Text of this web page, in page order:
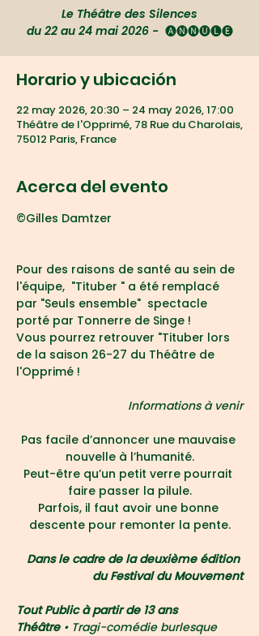
Le Théâtre des Silences
du 22 au 24 mai 2026 - ​ 🅐🅝🅝🅤🅛🅔
Horario y ubicación
22 may 2026, 20:30 – 24 may 2026, 17:00
Théâtre de l'Opprimé, 78 Rue du Charolais,
75012 Paris, France
Acerca del evento
©Gilles Damtzer
Pour des raisons de santé au sein de
l'équipe,  "Tituber " a été remplacé
par "Seuls ensemble"  spectacle
porté par Tonnerre de Singe !
Vous pourrez retrouver "Tituber lors
de la saison 26-27 du Théâtre de
l'Opprimé !
Informations à venir
Pas facile d’annoncer une mauvaise
nouvelle à l’humanité.
Peut-être qu’un petit verre pourrait
faire passer la pilule.
Parfois, il faut avoir une bonne
descente pour remonter la pente.
Dans le cadre de la deuxième édition
du Festival du Mouvement
Tout Public à partir de 13 ans
Théâtre • Tragi-comédie burlesque